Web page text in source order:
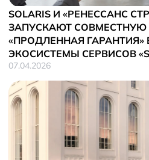
SOLARIS И «РЕНЕССАНС
ЗАПУСКАЮТ
«ПРОДЛЕННАЯ ГАРАНТИЯ»
ЭКОСИСТЕМЫ СЕРВИСОВ
07.04.2026